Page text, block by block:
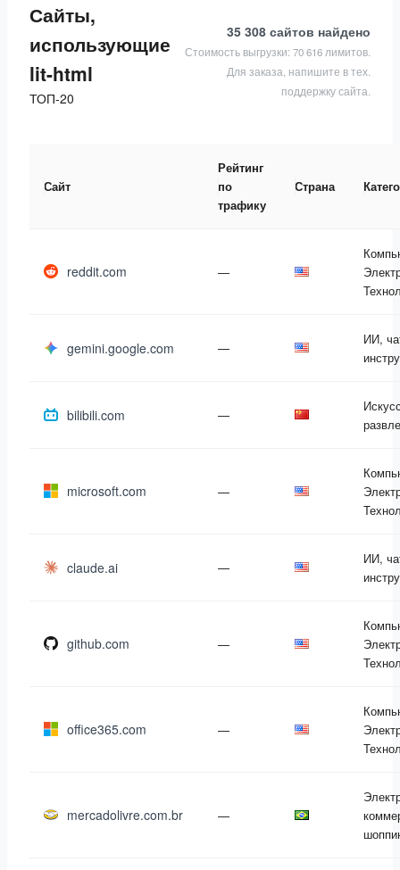
Сайты,
использующие
lit-html
ТОП-20
35 308 сайтов найдено
Стоимость выгрузки: 70 616 лимитов.
Для заказа, напишите в тех.
поддержку сайта.
Сайт
Рейтинг
по
трафику
Страна
reddit.com —
gemini.google.com —
ИИ,
bilibili.com —
microsoft.com —
claude.ai —
ИИ,
github.com —
office365.com —
mercadolivre.com.br —